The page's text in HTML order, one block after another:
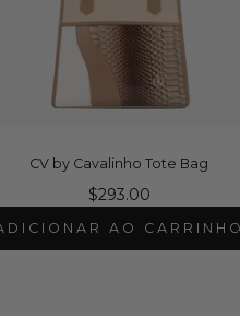
CV by Cavalinho Tote Bag
$293.00
AO